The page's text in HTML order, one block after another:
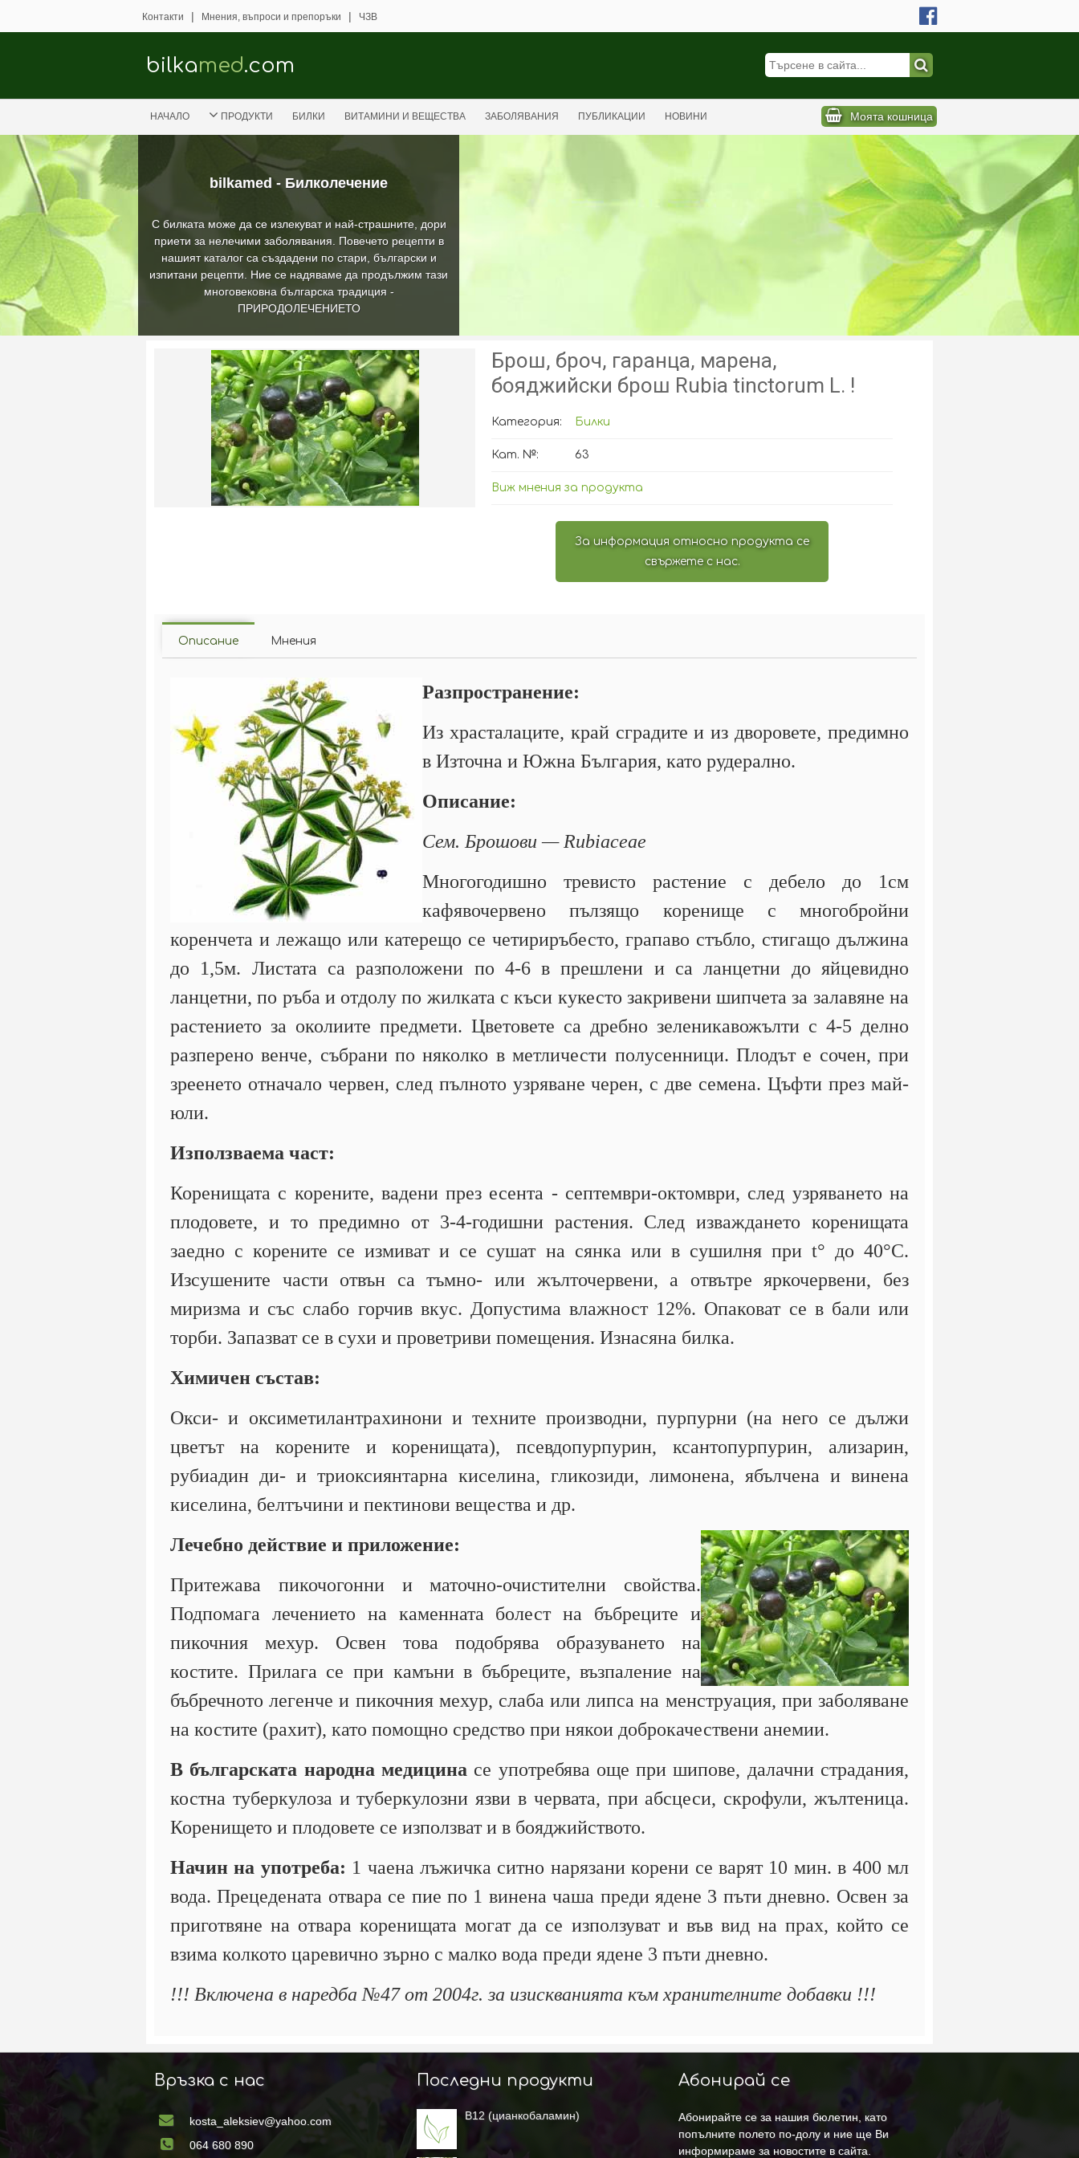
bilkamed - Билколечение
С билката може да се излекуват и най-страшните, дори
приети за нелечими заболявания. Повечето рецепти в
нашият каталог са създадени по стари, български и
изпитани рецепти. Ние се надяваме да продължим тази
многовековна българска традиция -
ПРИРОДОЛЕЧЕНИЕТО
Контакти | Мнения, въпроси и препоръки | ЧЗВ
bilkamed.com
НАЧАЛО ПРОДУКТИ БИЛКИ ВИТАМИНИ И ВЕЩЕСТВА ЗАБОЛЯВАНИЯ ПУБЛИКАЦИИ НОВИНИ Моята кошница
Брош, броч, гаранца, марена,
бояджийски брош Rubia tinctorum L. !
Категория: Билки
Кат. №: 63
Виж мнения за продукта
За информация относно продукта се
свържете с нас.
Описание Мнения
Разпространение:
Из храсталаците, край сградите и из дворовете, предимно
в Източна и Южна България, като рудерално.
Описание:
Сем. Брошови — Rubiaceae
Многогодишно тревисто растение с дебело до 1см
кафявочервено пълзящо коренище с многобройни
коренчета и лежащо или катерещо се четириръбесто, грапаво стъбло, стигащо дължина
до 1,5м. Листата са разположени по 4-6 в прешлени и са ланцетни до яйцевидно
ланцетни, по ръба и отдолу по жилката с къси кукесто закривени шипчета за залавяне на
растението за околиите предмети. Цветовете са дребно зеленикавожълти с 4-5 делно
разперено венче, събрани по няколко в метличести полусенници. Плодът е сочен, при
зреенето отначало червен, след пълното узряване черен, с две семена. Цъфти през май-
юли.
Използваема част:
Коренищата с корените, вадени през есента - септември-октомври, след узряването на
плодовете, и то предимно от 3-4-годишни растения. След изваждането коренищата
заедно с корените се измиват и се сушат на сянка или в сушилня при t° до 40°С.
Изсушените части отвън са тъмно- или жълточервени, а отвътре яркочервени, без
миризма и със слабо горчив вкус. Допустима влажност 12%. Опаковат се в бали или
торби. Запазват се в сухи и проветриви помещения. Изнасяна билка.
Химичен състав:
Окси- и оксиметилантрахинони и техните производни, пурпурни (на него се дължи
цветът на корените и коренищата), псевдопурпурин, ксантопурпурин, ализарин,
рубиадин ди- и триоксиянтарна киселина, гликозиди, лимонена, ябълчена и винена
киселина, белтъчини и пектинови вещества и др.
Лечебно действие и приложение:
Притежава пикочогонни и маточно-очистителни свойства.
Подпомага лечението на каменната болест на бъбреците и
пикочния мехур. Освен това подобрява образуването на
костите. Прилага се при камъни в бъбреците, възпаление на
бъбречното легенче и пикочния мехур, слаба или липса на менструация, при заболяване
на костите (рахит), като помощно средство при някои доброкачествени анемии.
В българската народна медицина се употребява още при шипове, далачни страдания,
костна туберкулоза и туберкулозни язви в червата, при абсцеси, скрофули, жълтеница.
Коренището и плодовете се използват и в бояджийството.
Начин на употреба: 1 чаена лъжичка ситно нарязани корени се варят 10 мин. в 400 мл
вода. Прецедената отвара се пие по 1 винена чаша преди ядене 3 пъти дневно. Освен за
приготвяне на отвара коренищата могат да се използуват и във вид на прах, който се
взима колкото царевично зърно с малко вода преди ядене 3 пъти дневно.
!!! Включена в наредба №47 от 2004г. за изискванията към хранителните добавки !!!
Връзка с нас
kosta_aleksiev@yahoo.com
064 680 890
Последни продукти
B12 (цианкобаламин)
Абонирай се
Абонирайте се за нашия бюлетин, като
попълните полето по-долу и ние ще Ви
информираме за новостите в сайта.